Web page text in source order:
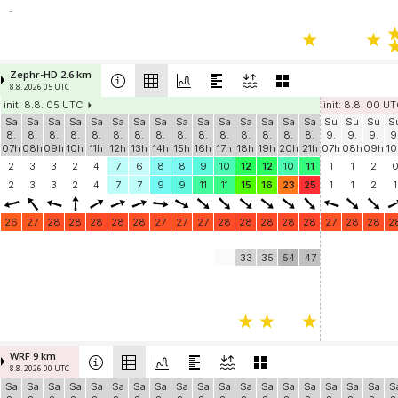
-
Zephr-HD 2.6 km
8.8. 2026 05 UTC
init: 8.8. 05 UTC
init: 8.8. 00
Sa
8.
07h
Sa
8.
08h
Sa
8.
09h
Sa
8.
10h
Sa
8.
11h
Sa
8.
12h
Sa
8.
13h
Sa
8.
14h
Sa
8.
15h
Sa
8.
16h
Sa
8.
17h
Sa
8.
18h
Sa
8.
19h
Sa
8.
20h
Sa
8.
21h
Su
9.
07h
Su
9.
08h
Su
9.
09h
2
3 3 2 4 7 6 8 8 9 10 12 12 10 11 1 1 2
0
2
3 3 2 4 7 7 9 9 11 11 15 16 23 25 1 1 2 1
26 27 28 28 28 28 28 27 27 27 28 28 28 28 28 27 28 28
33 35 54 47
WRF 9 km
8.8. 2026 00 UTC
Sa
Sa
Sa
Sa
Sa
Sa
Sa
Sa
Sa
Sa
Sa
Sa
Sa
Sa
Sa
Sa
Sa
Sa